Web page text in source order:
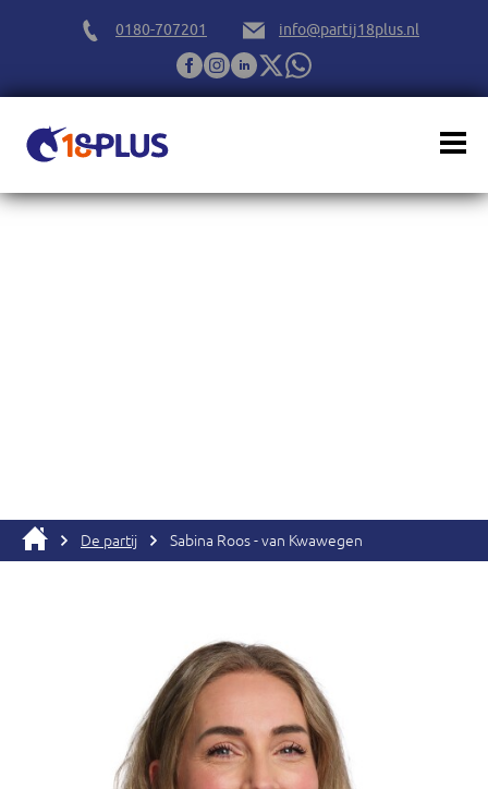
0180-707201 info@partij18plus.nl
De partij Sabina Roos - van Kwawegen